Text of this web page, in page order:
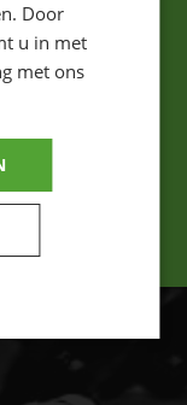
Door
u in met
met ons